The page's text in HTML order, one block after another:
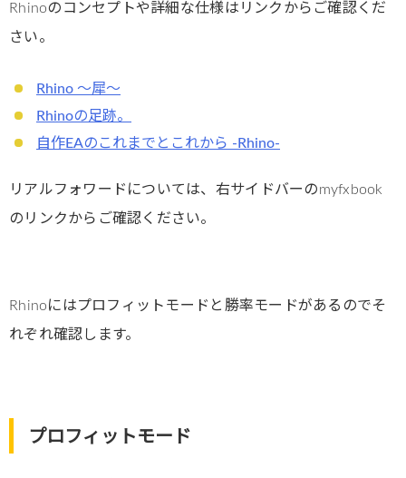
Rhinoのコンセプトや詳細な仕様はリンクからご確認くだ
さい。
Rhino ～犀～
Rhinoの足跡。
自作EAのこれまでとこれから -Rhino-
リアルフォワードについては、右サイドバーのmyfxbook
のリンクからご確認ください。
Rhinoにはプロフィットモードと勝率モードがあるのでそ
れぞれ確認します。
プロフィットモード